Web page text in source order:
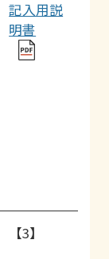
記入用説
明書
【3】